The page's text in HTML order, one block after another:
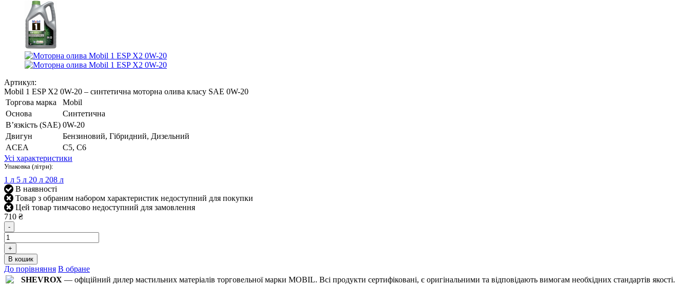
Артикул:
Mobil 1 ESP X2 0W-20 – синтетична моторна олива класу SAE 0W-20
Торгова марка
Mobil
Основа
Синтетична
В’язкість (SAE) 0W-20
Двигун
Бензиновий, Гібридний, Дизельний
ACEA
C5, C6
Усі характеристики
Упаковка (літри):
1 л 5 л 20 л 208 л
В наявності
Товар з обраним набором характеристик недоступний для покупки
Цей товар тимчасово недоступний для замовлення
710 ₴
-
+
В кошик
До порівняння В обране
SHEVROX — офіційний дилер мастильних матеріалів торговельної марки MOBIL. Всі продукти сертифіковані, є оригінальними та відповідають вимогам необхідних стандартів якості.